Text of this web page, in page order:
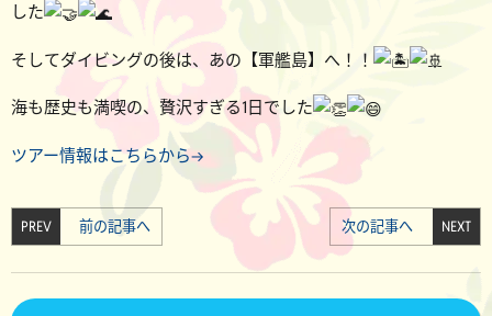
した
そしてダイビングの後は、あの【軍艦島】へ！！
海も歴史も満喫の、贅沢すぎる1日でした
ツアー情報はこちらから→
PREV 前の記事へ NEXT
次の記事へ